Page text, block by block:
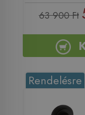
63 900 Ft
Rendelésre